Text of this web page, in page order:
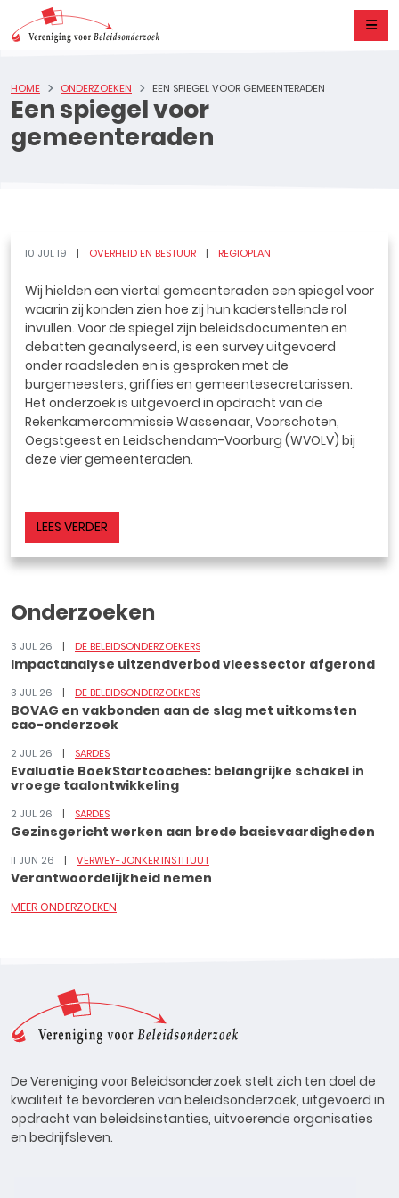
Een spiegel voor
gemeenteraden
HOME ONDERZOEKEN EEN SPIEGEL VOOR GEMEENTERADEN
10 JUL 19 OVERHEID EN BESTUUR REGIOPLAN
Wij hielden een viertal gemeenteraden een spiegel voor
waarin zij konden zien hoe zij hun kaderstellende rol
invullen. Voor de spiegel zijn beleidsdocumenten en
debatten geanalyseerd, is een survey uitgevoerd
onder raadsleden en is gesproken met de
burgemeesters, griffies en gemeentesecretarissen.
Het onderzoek is uitgevoerd in opdracht van de
Rekenkamercommissie Wassenaar, Voorschoten,
Oegstgeest en Leidschendam-Voorburg (WVOLV) bij
deze vier gemeenteraden.
LEES VERDER
Onderzoeken
3 JUL 26 DE BELEIDSONDERZOEKERS
Impactanalyse uitzendverbod vleessector afgerond
3 JUL 26 DE BELEIDSONDERZOEKERS
BOVAG en vakbonden aan de slag met uitkomsten
cao-onderzoek
2 JUL 26 SARDES
Evaluatie BoekStartcoaches: belangrijke schakel in
vroege taalontwikkeling
2 JUL 26 SARDES
Gezinsgericht werken aan brede basisvaardigheden
11 JUN 26 VERWEY-JONKER INSTITUUT
Verantwoordelijkheid nemen
MEER ONDERZOEKEN
De Vereniging voor Beleidsonderzoek stelt zich ten doel de
kwaliteit te bevorderen van beleidsonderzoek, uitgevoerd in
opdracht van beleidsinstanties, uitvoerende organisaties
en bedrijfsleven.